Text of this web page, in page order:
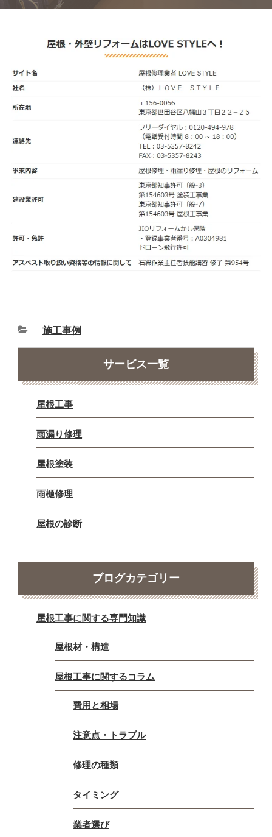
施工事例
サービス一覧
屋根工事
雨漏り修理
屋根塗装
雨樋修理
屋根の診断
ブログカテゴリー
屋根工事に関する専門知識
屋根材・構造
屋根工事に関するコラム
費用と相場
注意点・トラブル
修理の種類
タイミング
業者選び